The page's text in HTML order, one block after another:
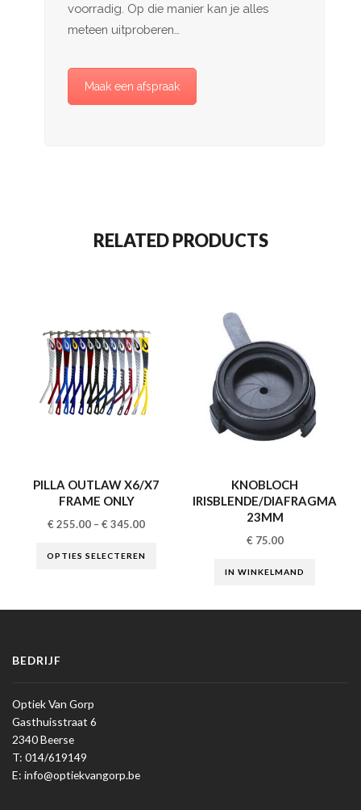
voorradig. Op die manier kan je alles
meteen uitproberen…
Maak een afspraak
RELATED PRODUCTS
PILLA OUTLAW X6/X7
FRAME ONLY
€255.00 – €345.00
OPTIES SELECTEREN
KNOBLOCH
IRISBLENDE/DIAFRAGMA
23MM
€75.00
IN WINKELMAND
BEDRIJF
Optiek Van Gorp
Gasthuisstraat 6
2340 Beerse
T: 014/619149
E: info@optiekvangorp.be